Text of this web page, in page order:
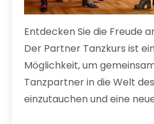
Entdecken Sie die Freude
Der Partner Tanzkurs ist
Möglichkeit, um
Tanzpartner in die Welt
einzutauchen und eine